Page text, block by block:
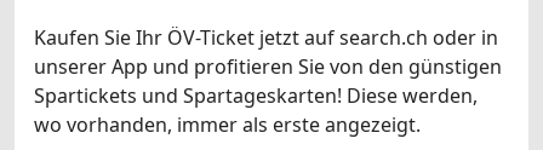
Kaufen Sie Ihr ÖV-Ticket jetzt auf search.ch oder in
unserer App und profitieren Sie von den günstigen
Spartickets und Spartageskarten! Diese werden,
wo vorhanden, immer als erste angezeigt.